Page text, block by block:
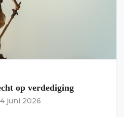
op verdediging
juni 2026